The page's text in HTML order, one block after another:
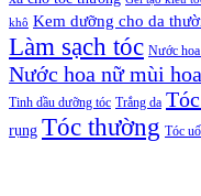
khô Kem dưỡng cho da
Làm sạch tóc Nước
Nước hoa nữ mùi
Tinh dầu dưỡng tóc Trắng da
rụng Tóc thường Tóc